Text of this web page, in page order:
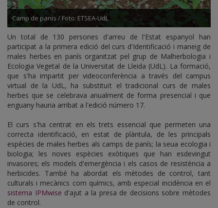
Camp de panís / Foto: ETSEA-UdL
Un total de 130 persones d'arreu de l'Estat espanyol han
participat a la primera edició del curs d'Identificació i maneig de
males herbes en panís organitzat pel grup de Malherbologia i
Ecologia Vegetal de la Universitat de Lleida (UdL). La formació,
que s'ha impartit per videoconferència a través del campus
virtual de la UdL, ha substituït el tradicional curs de males
herbes que se celebrava anualment de forma presencial i que
enguany hauria arribat a l'edició número 17.
El curs s'ha centrat en els trets essencial que permeten una
correcta identificació, en estat de plàntula, de les principals
espècies de males herbes als camps de panís; la seua ecologia i
biologia; les noves espècies exòtiques que han esdevingut
invasores; els models d'emergència i els casos de resistència a
herbicides. També ha abordat els mètodes de control, tant
culturals i mecànics com químics, amb especial incidència en el
sistema IPMwise d'ajut a la presa de decisions sobre mètodes
de control.